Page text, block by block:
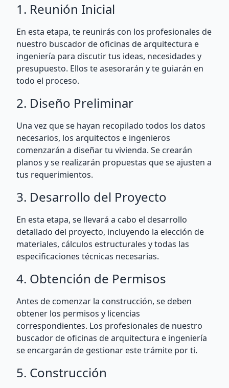
1. Reunión Inicial
En esta etapa, te reunirás con los profesionales de
nuestro buscador de oficinas de arquitectura e
ingeniería para discutir tus ideas, necesidades y
presupuesto. Ellos te asesorarán y te guiarán en
todo el proceso.
2. Diseño Preliminar
Una vez que se hayan recopilado todos los datos
necesarios, los arquitectos e ingenieros
comenzarán a diseñar tu vivienda. Se crearán
planos y se realizarán propuestas que se ajusten a
tus requerimientos.
3. Desarrollo del Proyecto
En esta etapa, se llevará a cabo el desarrollo
detallado del proyecto, incluyendo la elección de
materiales, cálculos estructurales y todas las
especificaciones técnicas necesarias.
4. Obtención de Permisos
Antes de comenzar la construcción, se deben
obtener los permisos y licencias
correspondientes. Los profesionales de nuestro
buscador de oficinas de arquitectura e ingeniería
se encargarán de gestionar este trámite por ti.
5. Construcción